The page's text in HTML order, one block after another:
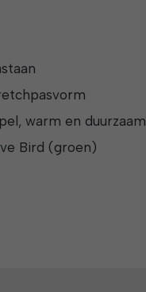
warm en duurzaam
Bird (groen)